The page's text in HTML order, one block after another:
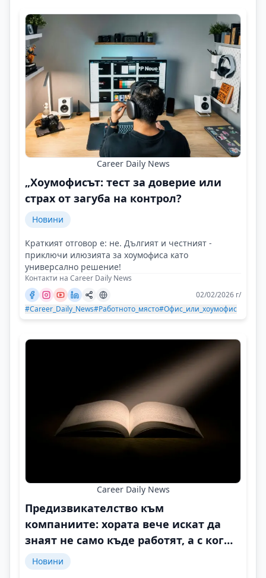
Career Daily News
„Хоумофисът: тест за доверие или
страх от загуба на контрол?
Новини
Краткият отговор е: не. Дългият и честният -
приключи илюзията за хоумофиса като
универсално решение!
Контакти на Career Daily News
02/02/2026 г/
#Career_Daily_News#Работното_място#Офис_или_хоумофис
Career Daily News
Предизвикателство към
компаниите: хората вече искат да
знаят не само къде работят, а с кого
и защо
Новини